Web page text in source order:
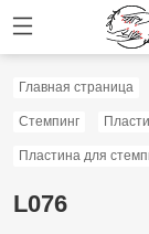
Главная страница
Стемпинг
Пластина для
L076